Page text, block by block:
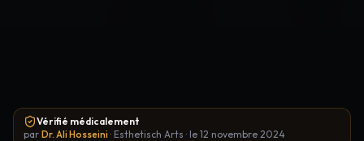
Vérifié médicalement
par Dr. Ali Hosseini · Esthetisch Arts · le 12 novembre 2024